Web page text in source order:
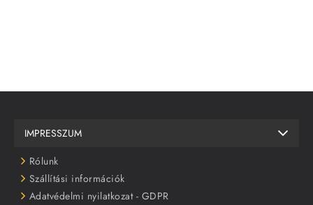
IMPRESSZUM
Rólunk
Szállítási információk
Adatvédelmi nyilatkozat - GDPR